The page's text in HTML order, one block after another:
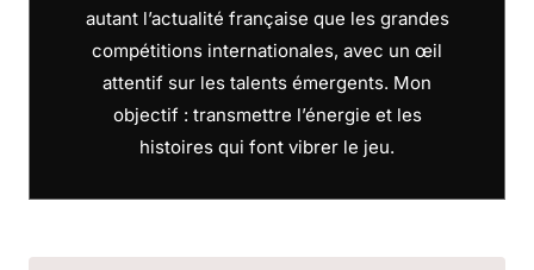
autant l’actualité française que les grandes
compétitions internationales, avec un œil
attentif sur les talents émergents. Mon
objectif : transmettre l’énergie et les
histoires qui font vibrer le jeu.